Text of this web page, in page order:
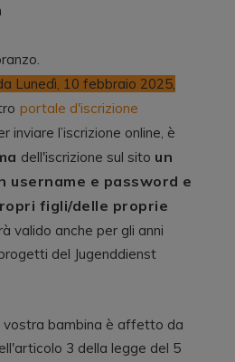
Lunedì, 10 febbraio 2025,
portale d'iscrizione
inviare l’iscrizione online, è
dell'iscrizione sul sito un
username e password e
figli/delle proprie
valido anche per gli anni
del Jugenddienst
vostra bambina è affetto da
3 della legge del 5